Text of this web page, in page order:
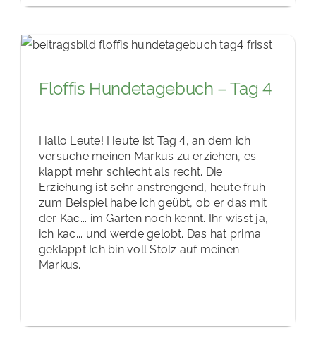
Floffis Hundetagebuch – Tag 4
Hallo Leute! Heute ist Tag 4, an dem ich
versuche meinen Markus zu erziehen, es
klappt mehr schlecht als recht. Die
Erziehung ist sehr anstrengend, heute früh
zum Beispiel habe ich geübt, ob er das mit
der Kac... im Garten noch kennt. Ihr wisst ja,
ich kac... und werde gelobt. Das hat prima
geklappt Ich bin voll Stolz auf meinen
Markus.